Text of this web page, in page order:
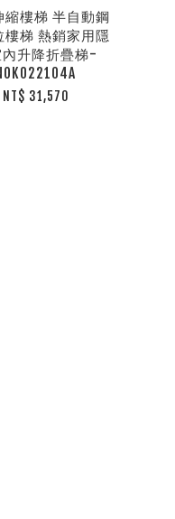
縮樓梯 半自動鋼
樓梯 熱銷家用隱
升降折疊梯-
NT$ 31,570